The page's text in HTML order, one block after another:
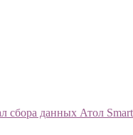
сбора данных Атол